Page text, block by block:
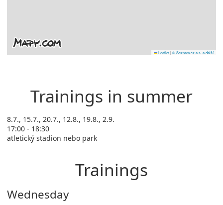
Leaflet|© Seznam.cz a.s. a další
Trainings in summer
8.7., 15.7., 20.7., 12.8., 19.8., 2.9.
17:00 - 18:30
atletický stadion nebo park
Trainings
Wednesday